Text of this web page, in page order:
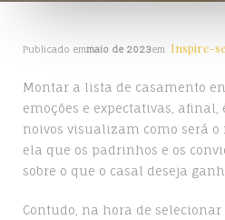
Publicado emmaio de 2023em Inspire-se
Montar a lista de casamento
emoções e expectativas,
noivos visualizam como será
ela que os padrinhos e os
sobre o que o casal deseja
Contudo, na hora de